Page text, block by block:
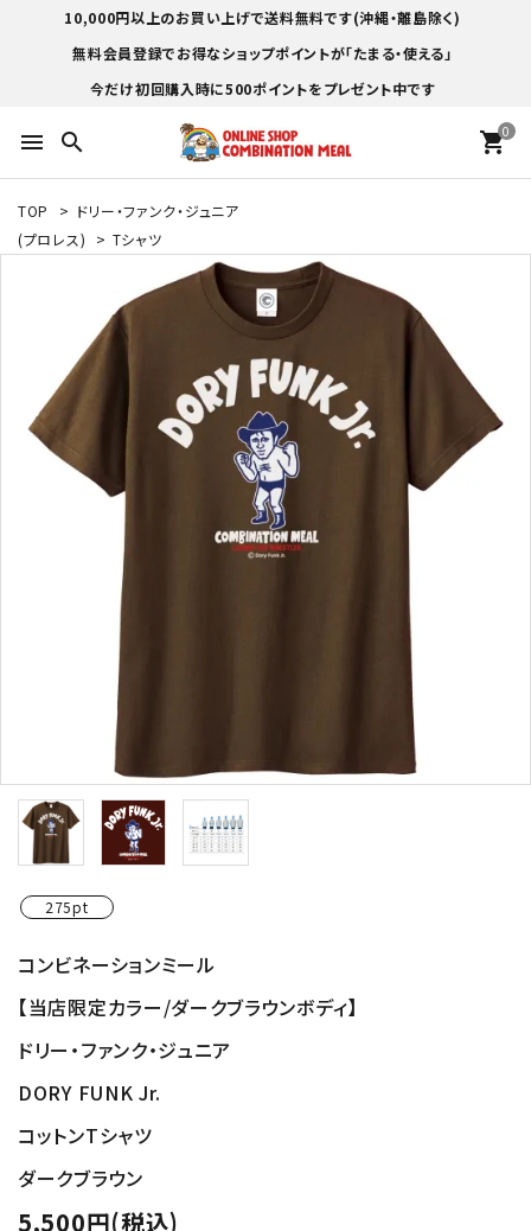
10,000円以上のお買い上げで送料無料です(沖縄・離島除く)
無料会員登録でお得なショップポイントが「たまる・使える」
今だけ初回購入時に500ポイントをプレゼント中です
menu search 0
shopping_cart
TOP > ドリー・ファンク・ジュニア
(プロレス)
> Tシャツ
275pt
コンビネーションミール
【当店限定カラー/ダークブラウンボディ】
ドリー・ファンク・ジュニア
DORY FUNK Jr.
コットンTシャツ
ダークブラウン
5,500円(税込)